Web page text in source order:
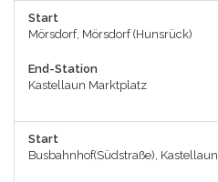
Start
Mörsdorf, Mörsdorf (Hunsrück)
End-Station
Kastellaun Marktplatz
Start
Busbahnhof(Südstraße), Kastellaun